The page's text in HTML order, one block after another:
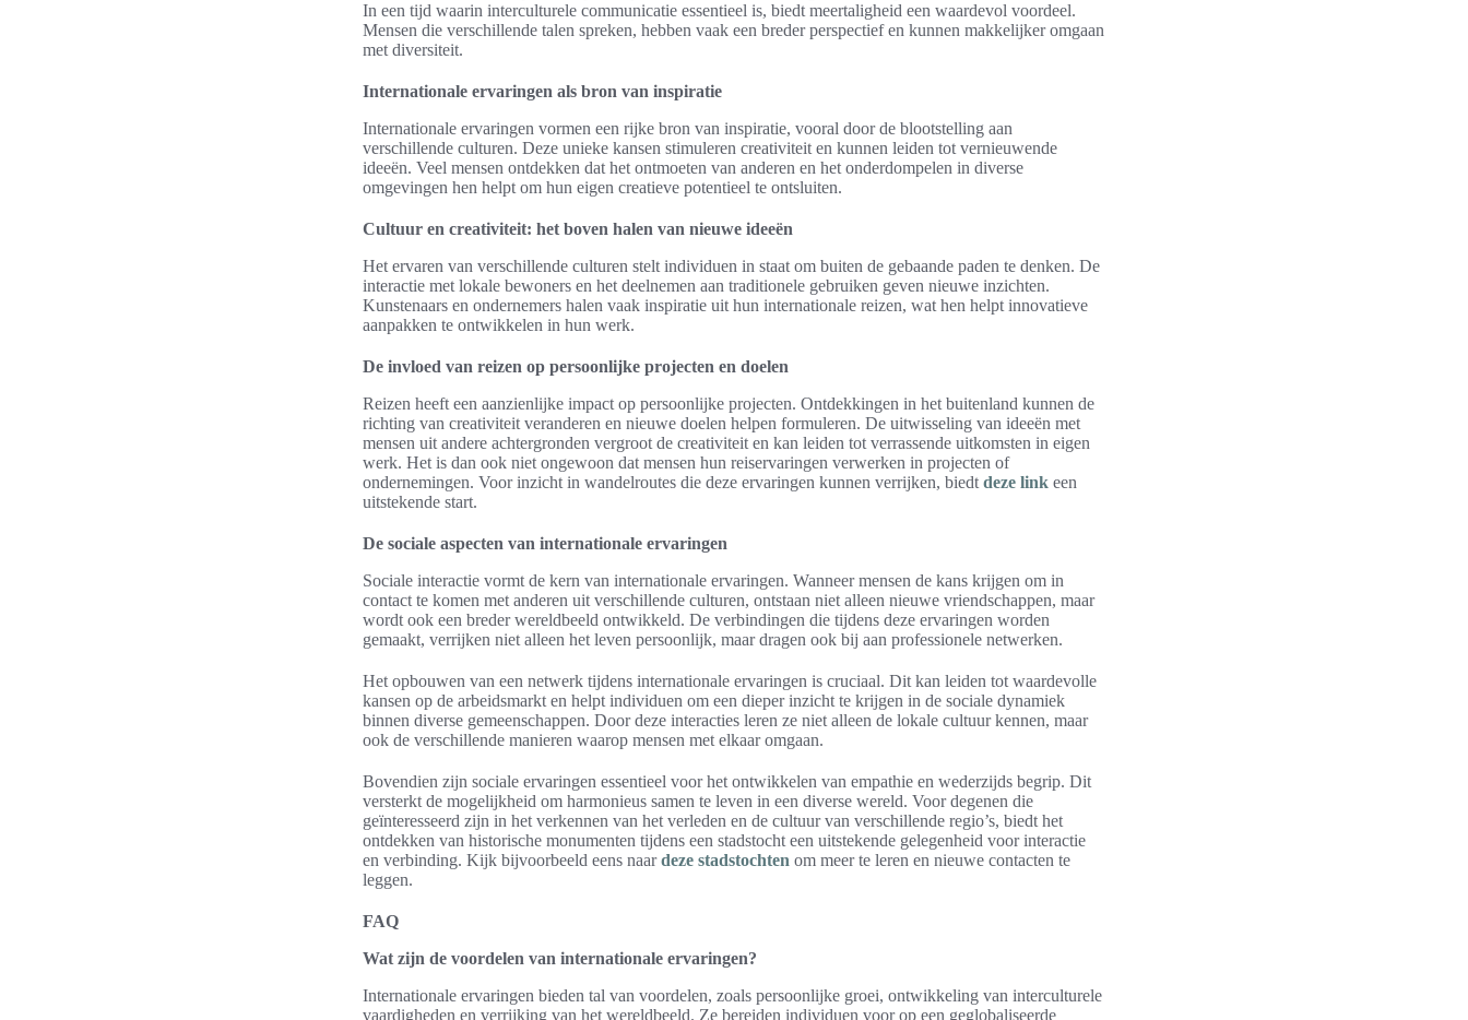
In een tijd waarin interculturele communicatie essentieel is, biedt meertaligheid een waardevol voordeel.
Mensen die verschillende talen spreken, hebben vaak een breder perspectief en kunnen makkelijker omgaan
met diversiteit.
Internationale ervaringen als bron van inspiratie
Internationale ervaringen vormen een rijke bron van inspiratie, vooral door de blootstelling aan
verschillende culturen. Deze unieke kansen stimuleren creativiteit en kunnen leiden tot vernieuwende
ideeën. Veel mensen ontdekken dat het ontmoeten van anderen en het onderdompelen in diverse
omgevingen hen helpt om hun eigen creatieve potentieel te ontsluiten.
Cultuur en creativiteit: het boven halen van nieuwe ideeën
Het ervaren van verschillende culturen stelt individuen in staat om buiten de gebaande paden te denken. De
interactie met lokale bewoners en het deelnemen aan traditionele gebruiken geven nieuwe inzichten.
Kunstenaars en ondernemers halen vaak inspiratie uit hun internationale reizen, wat hen helpt innovatieve
aanpakken te ontwikkelen in hun werk.
De invloed van reizen op persoonlijke projecten en doelen
Reizen heeft een aanzienlijke impact op persoonlijke projecten. Ontdekkingen in het buitenland kunnen de
richting van creativiteit veranderen en nieuwe doelen helpen formuleren. De uitwisseling van ideeën met
mensen uit andere achtergronden vergroot de creativiteit en kan leiden tot verrassende uitkomsten in eigen
werk. Het is dan ook niet ongewoon dat mensen hun reiservaringen verwerken in projecten of
ondernemingen. Voor inzicht in wandelroutes die deze ervaringen kunnen verrijken, biedt deze link een
uitstekende start.
De sociale aspecten van internationale ervaringen
Sociale interactie vormt de kern van internationale ervaringen. Wanneer mensen de kans krijgen om in
contact te komen met anderen uit verschillende culturen, ontstaan niet alleen nieuwe vriendschappen, maar
wordt ook een breder wereldbeeld ontwikkeld. De verbindingen die tijdens deze ervaringen worden
gemaakt, verrijken niet alleen het leven persoonlijk, maar dragen ook bij aan professionele netwerken.
Het opbouwen van een netwerk tijdens internationale ervaringen is cruciaal. Dit kan leiden tot waardevolle
kansen op de arbeidsmarkt en helpt individuen om een dieper inzicht te krijgen in de sociale dynamiek
binnen diverse gemeenschappen. Door deze interacties leren ze niet alleen de lokale cultuur kennen, maar
ook de verschillende manieren waarop mensen met elkaar omgaan.
Bovendien zijn sociale ervaringen essentieel voor het ontwikkelen van empathie en wederzijds begrip. Dit
versterkt de mogelijkheid om harmonieus samen te leven in een diverse wereld. Voor degenen die
geïnteresseerd zijn in het verkennen van het verleden en de cultuur van verschillende regio’s, biedt het
ontdekken van historische monumenten tijdens een stadstocht een uitstekende gelegenheid voor interactie
en verbinding. Kijk bijvoorbeeld eens naardeze stadstochten om meer te leren en nieuwe contacten te
leggen.
FAQ
Wat zijn de voordelen van internationale ervaringen?
Internationale ervaringen bieden tal van voordelen, zoals persoonlijke groei, ontwikkeling van interculturele
vaardigheden en verrijking van het wereldbeeld. Ze bereiden individuen voor op een geglobaliseerde